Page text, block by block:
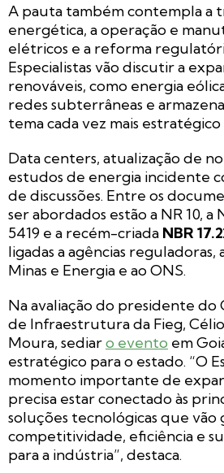
A pauta também contempla a
energética, a operação e
elétricos e a reforma
Especialistas vão discutir a
renováveis, como energia
redes subterrâneas e
tema cada vez mais estratégico
Data centers, atualização de
estudos de energia incidente
de discussões. Entre os
ser abordados estão a NR 10, a
5419 e a recém-criada NBR
ligadas a agências
Minas e Energia e ao ONS.
Na avaliação do presidente do
de Infraestrutura da Fieg,
Moura, sediaro evento em
estratégico para o estado. “O
momento importante de
precisa estar conectado às
soluções tecnológicas que vão
competitividade, eficiência e
para a indústria”, destaca.